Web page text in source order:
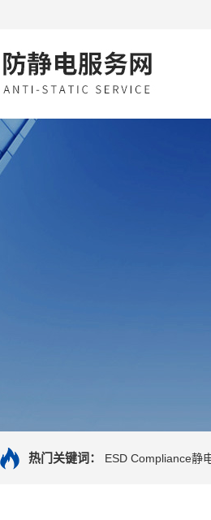
热门关键词： ESD Compliance静